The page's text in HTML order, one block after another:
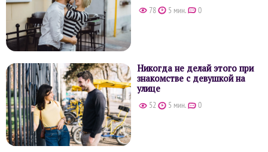
78 5 мин. 0
Никогда не делай этого при
знакомстве с девушкой на
улице
52 5 мин. 0